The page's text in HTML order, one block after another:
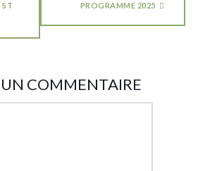
ST
PROGRAMME 2025
UN COMMENTAIRE